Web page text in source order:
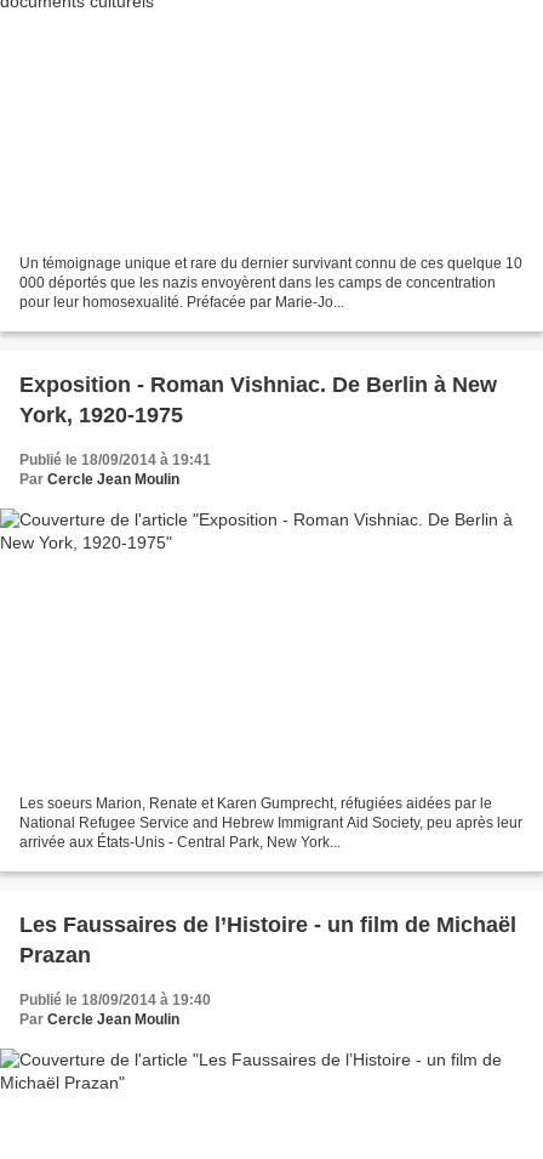
Un témoignage unique et rare du dernier survivant connu de ces quelque 10
000 déportés que les nazis envoyèrent dans les camps de concentration
pour leur homosexualité. Préfacée par Marie-Jo...
Exposition - Roman Vishniac. De Berlin à New
York, 1920-1975
Publié le 18/09/2014 à 19:41
Par Cercle Jean Moulin
Les soeurs Marion, Renate et Karen Gumprecht, réfugiées aidées par le
National Refugee Service and Hebrew Immigrant Aid Society, peu après leur
arrivée aux États-Unis - Central Park, New York...
Les Faussaires de l’Histoire - un film de Michaël
Prazan
Publié le 18/09/2014 à 19:40
Par Cercle Jean Moulin